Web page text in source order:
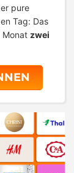
pure
Tag: Das
Monat zwei